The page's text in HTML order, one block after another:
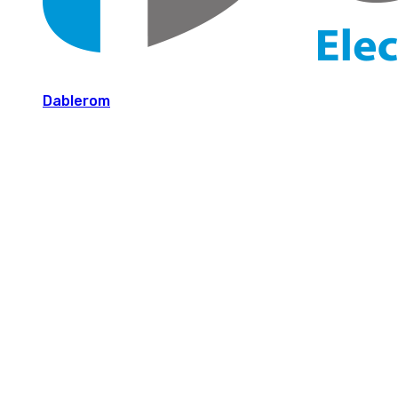
Dablerom